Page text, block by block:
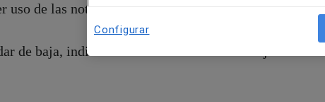
uso de las notificaciones y solicitud de opinión.
de baja, indicar también el motivo de la baja.
Configurar